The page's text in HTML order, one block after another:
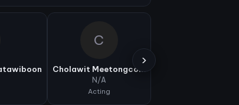
C
Cholawit Meetongcom
N/A
Acting
›